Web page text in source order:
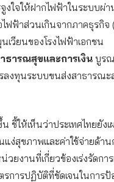
งใจให้ฝากไฟฟ้าในระบบผ่
ฟฟ้าส่วนเกินจากภาคธุรกิ
วียนของโรงไฟฟ้าเอกชน
ธารณสุขและการเงิน บูร
ลงทุนระบบขนส่งสาธารณ
ชี้ให้เห็นว่าประเทศไทยยั
แง่สุขภาพและค่าใช้จ่ายด้า
วยงานที่เกี่ยวข้องเร่งรัดก
รการปฏิบัติที่ชัดเจนในการ